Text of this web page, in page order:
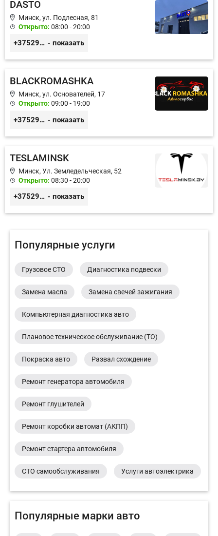
DASTO
Минск, ул. Подлесная, 81
Открыто: 08:00 - 20:00
+375296606560 - показать
BLACKROMASHKA
Минск, ул. Основателей, 17
Открыто: 09:00 - 19:00
+375296651188 - показать
TESLAMINSK
Минск, Ул. Земледельческая, 52
Открыто: 08:30 - 20:00
+375291335101 - показать
Популярные услуги
Грузовое СТО Диагностика подвески
Замена масла Замена свечей зажигания
Компьютерная диагностика авто
Плановое техническое обслуживание (ТО)
Покраска авто Развал схождение
Ремонт генератора автомобиля
Ремонт глушителей
Ремонт коробки автомат (АКПП)
Ремонт стартера автомобиля
СТО самообслуживания Услуги автоэлектрика
Популярные марки авто